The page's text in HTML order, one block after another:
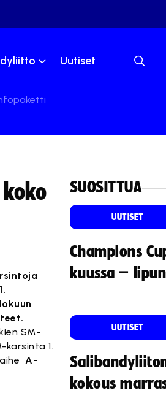
Uutiset
SM-
karsinta 1.
A-
SUOSITTUA
UUTISET
Champions
kuussa –
UUTISET
kokous